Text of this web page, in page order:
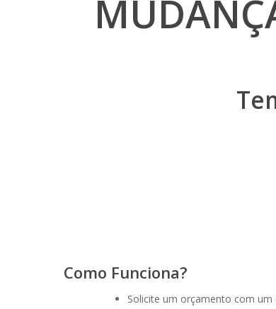
Como Funciona?
Solicite um orçamento com um